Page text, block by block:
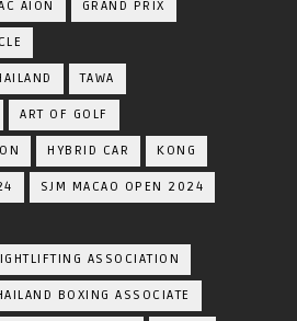
AION GRAND PRIX
TAWA
ART OF GOLF
HYBRID CAR KONG
SJM MACAO OPEN 2024
ASSOCIATION
BOXING ASSOCIATE